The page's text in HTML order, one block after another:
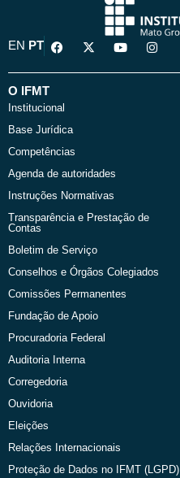
EN PT
F
a
e
o
k
X
-
w
Y
o
t
I
n
t
O IFMT
Institucional
Base Jurídica
Competências
Agenda de autoridades
Instruções Normativas
Transparência e Prestação de
Contas
Boletim de Serviço
Conselhos e Órgãos Colegiados
Comissões Permanentes
Fundação de Apoio
Procuradoria Federal
Auditoria Interna
Corregedoria
Ouvidoria
Eleições
Relações Internacionais
Proteção de Dados no IFMT (LGPD)